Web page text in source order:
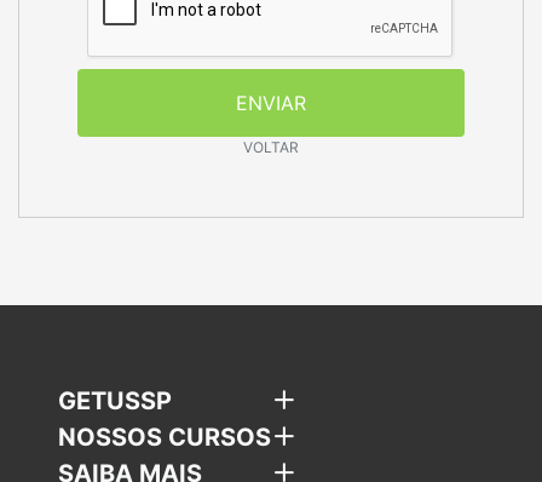
ENVIAR
VOLTAR
GETUSSP
NOSSOS CURSOS
SAIBA MAIS